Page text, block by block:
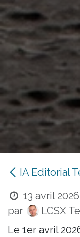
IA Editorial
13 avril 2026
par
LCSX
Le 1er avril